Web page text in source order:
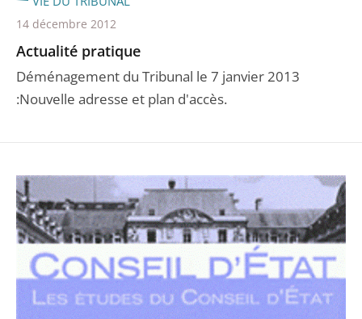
Actualité pratique
Déménagement du Tribunal le 7 janvier 2013
:Nouvelle adresse et plan d'accès.
14 décembre 2012